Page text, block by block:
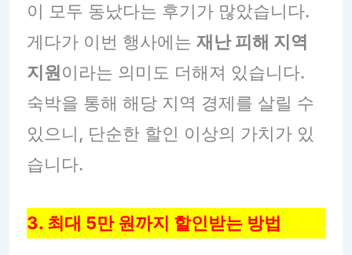
이 모두 동났다는 후기가 많았습니다.
게다가 이번 행사에는 재난 피해 지역
지원이라는 의미도 더해져 있습니다.
숙박을 통해 해당 지역 경제를 살릴 수
있으니, 단순한 할인 이상의 가치가 있
습니다.
3. 최대 5만 원까지 할인받는 방법